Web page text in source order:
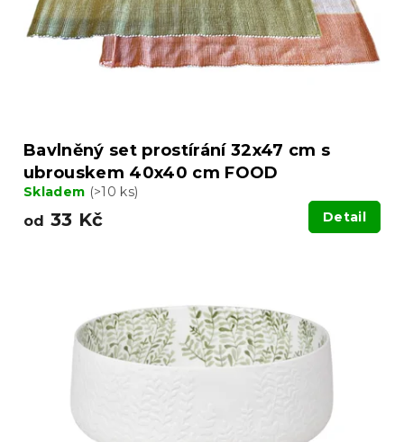
Bavlněný set prostírání 32x47 cm s
ubrouskem 40x40 cm FOOD
Skladem (>10 ks)
od 33 Kč Detail